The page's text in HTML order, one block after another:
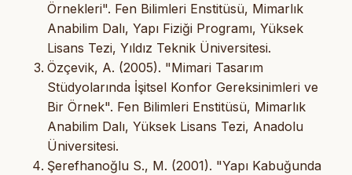
Örnekleri". Fen Bilimleri Enstitüsü, Mimarlık
Anabilim Dalı, Yapı Fiziği Programı, Yüksek
Lisans Tezi, Yıldız Teknik Üniversitesi.
Özçevik, A. (2005). "Mimari Tasarım
Stüdyolarında İşitsel Konfor Gereksinimleri ve
Bir Örnek". Fen Bilimleri Enstitüsü, Mimarlık
Anabilim Dalı, Yüksek Lisans Tezi, Anadolu
Üniversitesi.
Şerefhanoğlu S., M. (2001). "Yapı Kabuğunda